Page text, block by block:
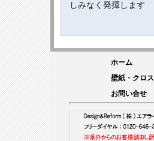
しみなく発揮します
ホーム
壁紙・クロス
お問い合せ